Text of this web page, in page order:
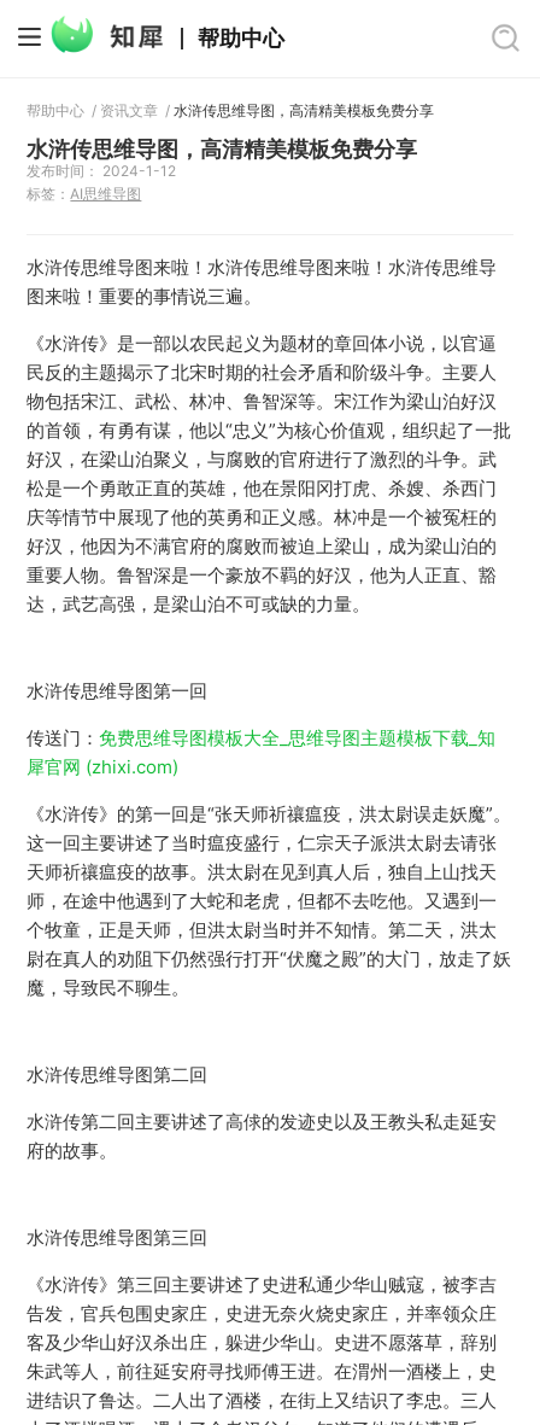
帮助中心
帮助中心 / 资讯文章 /水浒传思维导图，高清精美模板免费分享
水浒传思维导图，高清精美模板免费分享
发布时间： 2024-1-12
标签：AI思维导图
水浒传思维导图来啦！水浒传思维导图来啦！水浒传思维导
图来啦！重要的事情说三遍。
《水浒传》是一部以农民起义为题材的章回体小说，以官逼
民反的主题揭示了北宋时期的社会矛盾和阶级斗争。主要人
物包括宋江、武松、林冲、鲁智深等。宋江作为梁山泊好汉
的首领，有勇有谋，他以“忠义”为核心价值观，组织起了一批
好汉，在梁山泊聚义，与腐败的官府进行了激烈的斗争。武
松是一个勇敢正直的英雄，他在景阳冈打虎、杀嫂、杀西门
庆等情节中展现了他的英勇和正义感。林冲是一个被冤枉的
好汉，他因为不满官府的腐败而被迫上梁山，成为梁山泊的
重要人物。鲁智深是一个豪放不羁的好汉，他为人正直、豁
达，武艺高强，是梁山泊不可或缺的力量。
水浒传思维导图第一回
传送门：免费思维导图模板大全_思维导图主题模板下载_知
犀官网 (zhixi.com)
《水浒传》的第一回是“张天师祈禳瘟疫，洪太尉误走妖魔”。
这一回主要讲述了当时瘟疫盛行，仁宗天子派洪太尉去请张
天师祈禳瘟疫的故事。洪太尉在见到真人后，独自上山找天
师，在途中他遇到了大蛇和老虎，但都不去吃他。又遇到一
个牧童，正是天师，但洪太尉当时并不知情。第二天，洪太
尉在真人的劝阻下仍然强行打开“伏魔之殿”的大门，放走了妖
魔，导致民不聊生。
水浒传思维导图第二回
水浒传第二回主要讲述了高俅的发迹史以及王教头私走延安
府的故事。
水浒传思维导图第三回
《水浒传》第三回主要讲述了史进私通少华山贼寇，被李吉
告发，官兵包围史家庄，史进无奈火烧史家庄，并率领众庄
客及少华山好汉杀出庄，躲进少华山。史进不愿落草，辞别
朱武等人，前往延安府寻找师傅王进。在渭州一酒楼上，史
进结识了鲁达。二人出了酒楼，在街上又结识了李忠。三人